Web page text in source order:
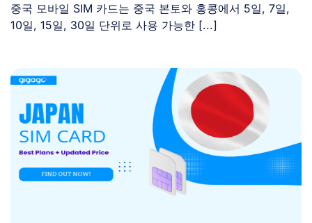
중국 모바일 SIM 카드는 중국 본토와 홍콩에서 5일, 7일,
10일, 15일, 30일 단위로 사용 가능한 [...]